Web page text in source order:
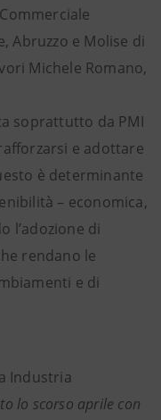
Abruzzo e Molise di
Michele Romano,
soprattutto da PMI
e adottare
è determinante
– economica,
l’adozione di
rendano le
e di
Industria
lo scorso aprile con